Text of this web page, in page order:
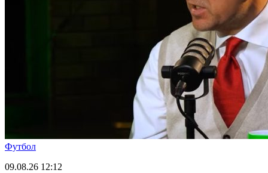
Футбол
09.08.26 12:12